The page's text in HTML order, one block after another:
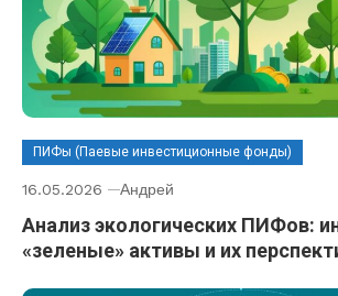
ПИФы (Паевые инвестиционные фонды)
16.05.2026 Андрей
Анализ экологических ПИФов:
«зеленые» активы и их